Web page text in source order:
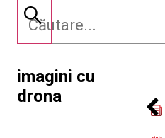
imagini cu
drona